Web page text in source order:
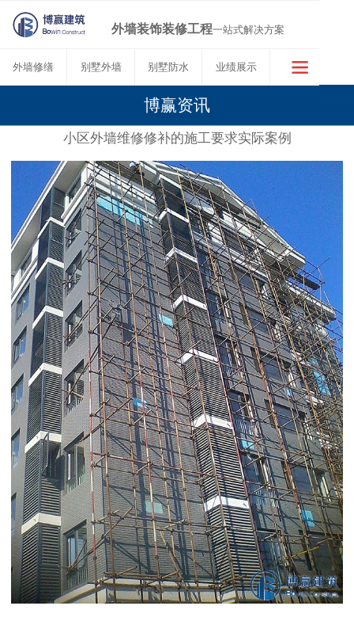
外墙装饰装修工程一站式解决方案
外墙修缮 别墅外墙 别墅防水 业绩展示
博赢资讯
小区外墙维修修补的施工要求实际案例